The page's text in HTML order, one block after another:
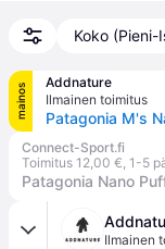
Koko (Pieni-
mainos
Addnature
Ilmainen toimitus
Patagonia M's
Connect-Sport.fi
Toimitus 12,00 €, 1-5
Ilmainen